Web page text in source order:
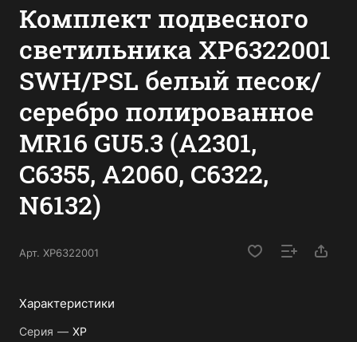
Комплект подвесного
светильника XP6322001
SWH/PSL белый песок/
серебро полированное
MR16 GU5.3 (A2301,
C6355, A2060, C6322,
N6132)
Арт. XP6322001
Характеристики
Серия — XP